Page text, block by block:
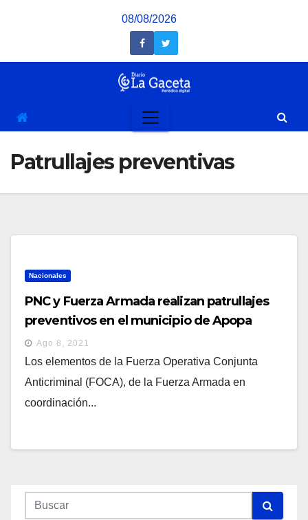
08/08/2026
Patrullajes preventivas
Nacionales
PNC y Fuerza Armada realizan patrullajes
preventivos en el municipio de Apopa
Ago 8, 2021
Los elementos de la Fuerza Operativa Conjunta
Anticriminal (FOCA), de la Fuerza Armada en
coordinación...